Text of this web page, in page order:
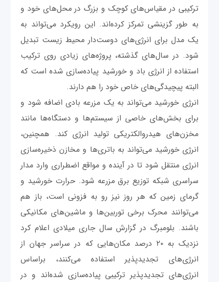
ترکیبی در مقیاس‌های کوچک و بزرگ در محل‌های خود و
به طور گزینشی تمرکز کرده‌اند. این رویکرد می‌تواند به
یک مدل برای انرژی‌های دوست‌دار محیط ‌زیست تبدیل
شود. در سال‌های گذشته، پروژه‌های زیادی روی ترکیب
استفاده از انرژی باد و خورشید پیاده‌سازی شده است که
البته پیچید‌گی‌های خاص خود را هم دارند.
انرژی خورشید می‌تواند به یک مزرعه بادی اضافه شود و
برای بخش‌های خاصی از سیستم‌ها و دستگاه‌ها مانند
مخزن‌های هیدروالکتریکی تولید انرژی کند. همچنین،
انرژی خورشید می‌تواند به باتری‌ها و مخازن ذخیره‌سازی
انرژی منتقل شود تا در آینده و مواقع اضطراری وارد مدار
سراسری شبکه توزیع برق مزرعه شود. حرارت‌ خورشید و
گرمای زمین که هر روز نیز رو به فزونی است، باز هم
می‌توانند محرک برخی توربین‌ها و ماشین‌های مکانیکی
باشند. بلومبرگ در گزارش سال جاری میلادی اعلام کرد
نزدیک به ۲۰ درصد مکان‌هایی که در سراسر جهان از
انرژی‌های تجدیدپذیر استفاده می‌کنند، براساس
انرژی‌های تجدیدپذیر ترکیبی پیاده‌سازی شده‌اند و در